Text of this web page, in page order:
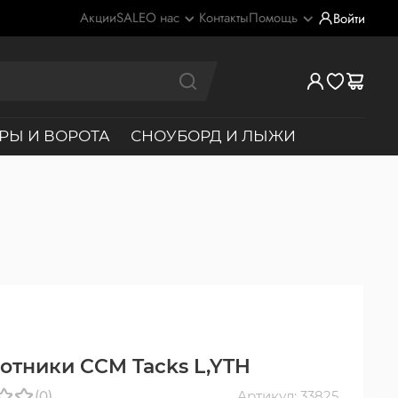
АкцииSALEО нас КонтактыПомощь Войти
И ВОРОТА СНОУБОРД И ЛЫЖИ
CCM Tacks L,YTH